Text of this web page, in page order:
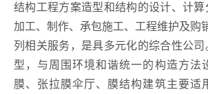
结构工程方案造型和结构的设计、计算
加工、制作、承包施工、工程维护及购
列相关服务，是具多元化的综合性公
型，与周围环境和谐统一的构造方法
膜、张拉膜伞厅、膜结构建筑主要适